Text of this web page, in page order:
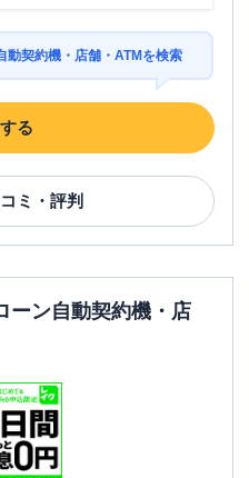
動契約機・店舗・ATMを検索
る
ミ・評判
ーン自動契約機・店